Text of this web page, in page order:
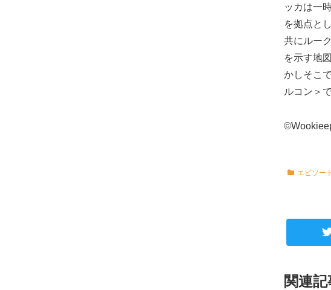
ッカは一
を拠点と
共にルー
を示す地
かしそこ
ルコン＞
エピソー
関連記